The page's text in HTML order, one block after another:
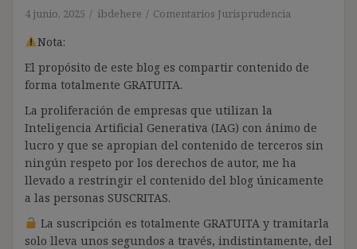
4 junio, 2025 ibdehere Comentarios Jurisprudencia
Nota:
El propósito de este blog es compartir contenido de
forma totalmente GRATUITA.
La proliferación de empresas que utilizan la
Inteligencia Artificial Generativa (IAG) con ánimo de
lucro y que se apropian del contenido de terceros sin
ningún respeto por los derechos de autor, me ha
llevado a restringir el contenido del blog únicamente
a las personas SUSCRITAS.
La suscripción es totalmente GRATUITA y tramitarla
solo lleva unos segundos a través, indistintamente, del